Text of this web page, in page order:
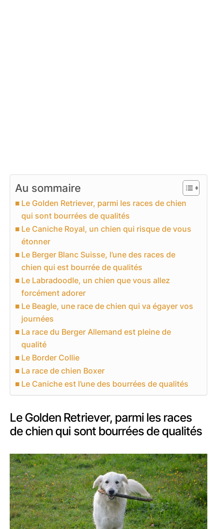
Au sommaire
Le Golden Retriever, parmi les races de chien
qui sont bourrées de qualités
Le Caniche Royal, un chien qui risque de vous
étonner
Le Berger Blanc Suisse, l’une des races de
chien qui est bourrée de qualités
Le Labradoodle, un chien que vous allez
forcément adorer
Le Beagle, une race de chien qui va égayer vos
journées
La race du Berger Allemand est pleine de
qualité
Le Border Collie
La race de chien Boxer
Le Caniche est l’une des bourrées de qualités
Le Golden Retriever, parmi les races
de chien qui sont bourrées de qualités